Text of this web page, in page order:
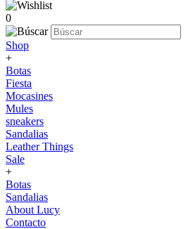
0
Shop
+
Botas
Fiesta
Mocasines
Mules
sneakers
Sandalias
Leather Things
Sale
+
Botas
Sandalias
About Lucy
Contacto